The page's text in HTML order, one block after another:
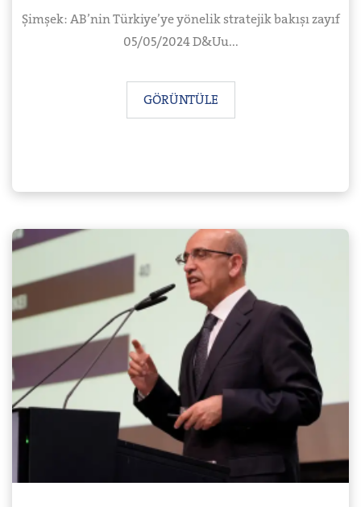
Şimşek: AB’nin Türkiye’ye yönelik stratejik bakışı zayıf
05/05/2024 D&Uu...
GÖRÜNTÜLE